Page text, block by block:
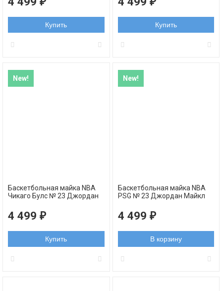
Купить Купить
New!
Баскетбольная майка NBA
Чикаго Булс № 23 Джордан
4 499 ₽
Купить
New!
Баскетбольная майка NBA
PSG № 23 Джордан Майкл
4 499 ₽
В корзину